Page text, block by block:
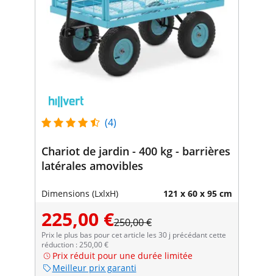
(4)
Chariot de jardin - 400 kg - barrières
latérales amovibles
Dimensions (LxlxH) 121 x 60 x 95 cm
225,00 €250,00 €
Prix le plus bas pour cet article les 30 j précédant cette
réduction : 250,00 €
Prix réduit pour une durée limitée
Meilleur prix garanti